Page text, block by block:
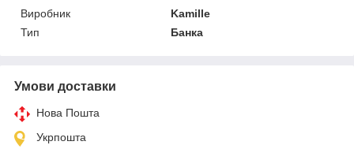
Виробник
Kamille
Тип
Банка
Умови доставки
Нова Пошта
Укрпошта